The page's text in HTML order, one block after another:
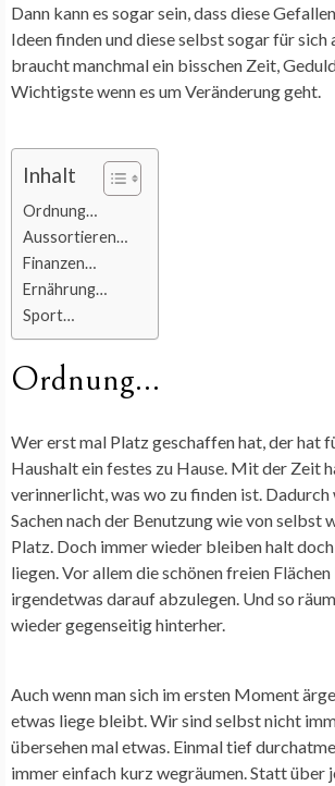
Dann kann es sogar sein, dass diese
Ideen finden und diese selbst sogar für sich
braucht manchmal ein bisschen Zeit,
Wichtigste wenn es um Veränderung geht.
Inhalt
Ordnung…
Aussortieren…
Finanzen…
Ernährung…
Sport…
Ordnung…
Wer erst mal Platz geschaffen hat, der hat
Haushalt ein festes zu Hause. Mit der Zeit
verinnerlicht, was wo zu finden ist. Dadurch
Sachen nach der Benutzung wie von selbst
Platz. Doch immer wieder bleiben halt
liegen. Vor allem die schönen freien Flächen
irgendetwas darauf abzulegen. Und so
wieder gegenseitig hinterher.
Auch wenn man sich im ersten Moment
etwas liege bleibt. Wir sind selbst nicht
übersehen mal etwas. Einmal tief
immer einfach kurz wegräumen. Statt über